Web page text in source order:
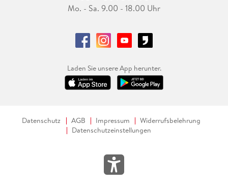
Mo. - Sa. 9.00 - 18.00 Uhr
Laden Sie unsere App herunter.
Datenschutz AGB Impressum
Widerrufsbelehrung
Datenschutzeinstellungen